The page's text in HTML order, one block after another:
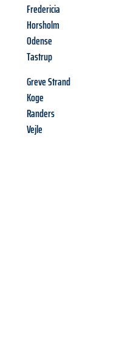
Fredericia
Horsholm
Odense
Tastrup
Greve Strand
Koge
Randers
Vejle